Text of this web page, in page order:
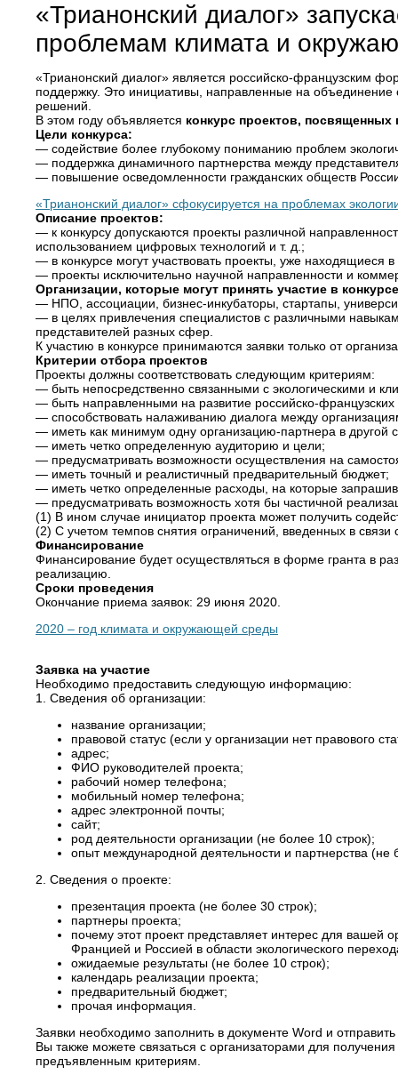
«Трианонский диалог»
проблемам климата и
«Трианонский диалог» является российско-французским
поддержку. Это инициативы, направленные на объединение
решений.
В этом году объявляется конкурс проектов, посвященных
Цели конкурса:
— содействие более глубокому пониманию проблем
— поддержка динамичного партнерства между
— повышение осведомленности гражданских обществ
«Трианонский диалог» сфокусируется на проблемах
Описание проектов:
— к конкурсу допускаются проекты различной
использованием цифровых технологий и т. д.;
— в конкурсе могут участвовать проекты, уже находящиеся в
— проекты исключительно научной направленности и
Организации, которые могут принять участие в
— НПО, ассоциации, бизнес-инкубаторы, стартапы,
— в целях привлечения специалистов с различными
представителей разных сфер.
К участию в конкурсе принимаются заявки только от
Критерии отбора проектов
Проекты должны соответствовать следующим критериям:
— быть непосредственно связанными с экологическими и
— быть направленными на развитие российско-
— способствовать налаживанию диалога между
— иметь как минимум одну организацию-партнера в другой
— иметь четко определенную аудиторию и цели;
— предусматривать возможности осуществления на
— иметь точный и реалистичный предварительный бюджет;
— иметь четко определенные расходы, на которые
— предусматривать возможность хотя бы частичной
(1) В ином случае инициатор проекта может получить
(2) С учетом темпов снятия ограничений, введенных в
Финансирование
Финансирование будет осуществляться в форме гранта в
реализацию.
Сроки проведения
Окончание приема заявок: 29 июня 2020.
2020 – год климата и окружающей среды
Заявка на участие
Необходимо предоставить следующую информацию:
1. Сведения об организации:
название организации;
правовой статус (если у организации нет правового
адрес;
ФИО руководителей проекта;
рабочий номер телефона;
мобильный номер телефона;
адрес электронной почты;
сайт;
род деятельности организации (не более 10 строк);
опыт международной деятельности и партнерства (не
2. Сведения о проекте:
презентация проекта (не более 30 строк);
партнеры проекта;
почему этот проект представляет интерес для вашей
Францией и Россией в области экологического
ожидаемые результаты (не более 10 строк);
календарь реализации проекта;
предварительный бюджет;
прочая информация.
Заявки необходимо заполнить в документе Word и
Вы также можете связаться с организаторами для
предъявленным критериям.